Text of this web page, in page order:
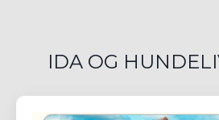
IDA OG